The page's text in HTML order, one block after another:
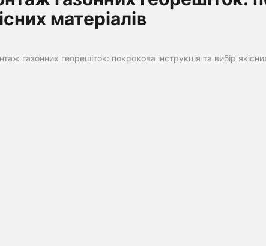
матеріалів